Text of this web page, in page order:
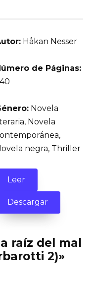
Håkan Nesser
de Páginas:
Novela
Novela
negra, Thriller
Leer
Descargar
raíz del mal
2)»